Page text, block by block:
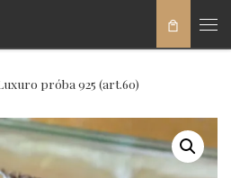
próba 925 (art.60)